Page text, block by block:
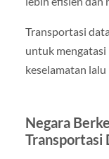
Transportasi
untuk mengatasi
keselamatan
Negara
Transportasi